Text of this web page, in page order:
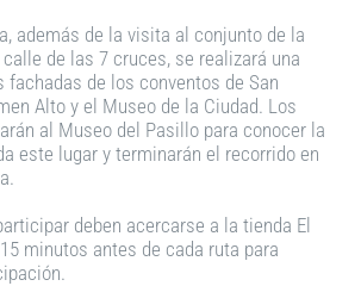
además de la visita al conjunto de la
calle de las 7 cruces, se realizará una
fachadas de los conventos de San
Alto y el Museo de la Ciudad. Los
al Museo del Pasillo para conocer la
este lugar y terminarán el recorrido en
deben acercarse a la tienda El
minutos antes de cada ruta para